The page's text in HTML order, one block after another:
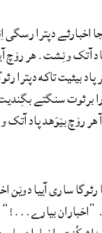
اخبارئے دپترا
آتک و نِشت. هر
بیئیت تاکه دپترا
برئوت سنگتے
رۆچ بێوَهد پاد آتک
رئوگا ساری آییا
“اخباران بیارے…!”